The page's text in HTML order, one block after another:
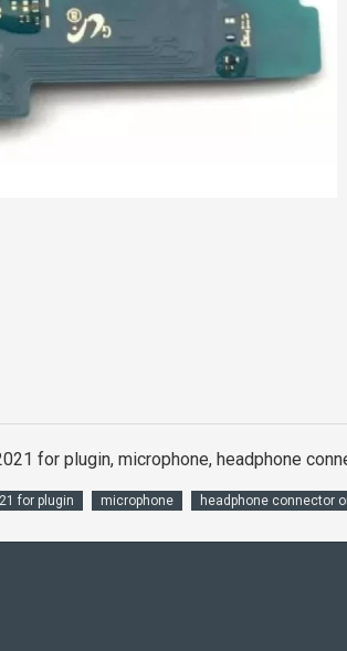
for plugin, microphone, headphone
for plugin microphone headphone connector